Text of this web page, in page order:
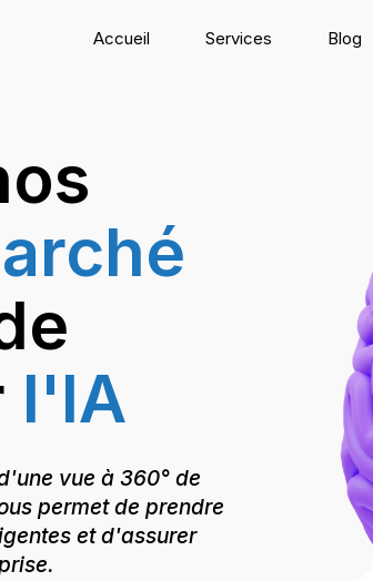
Accueil Services Blog
l'IA
vue à 360° de
permet de prendre
et d'assurer